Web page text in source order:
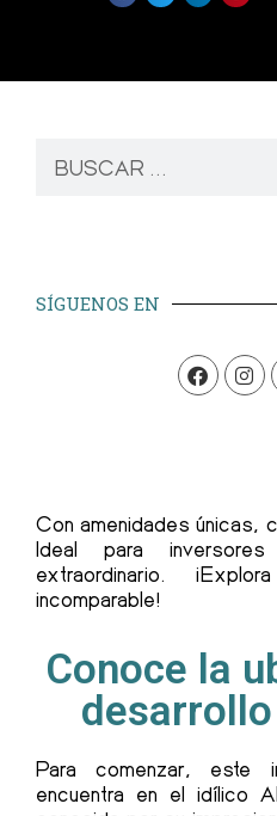
SÍGUENOS EN
Con amenidades únicas,
Ideal para
extraordinario.
incomparable!
Conoce la
Para comenzar, este
encuentra en el idílico